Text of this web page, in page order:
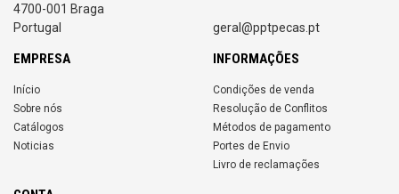
4700-001 Braga
Portugal
geral@pptpecas.pt
EMPRESA
Início
Sobre nós
Catálogos
Noticias
INFORMAÇÕES
Condições de venda
Resolução de Conflitos
Métodos de pagamento
Portes de Envio
Livro de reclamações